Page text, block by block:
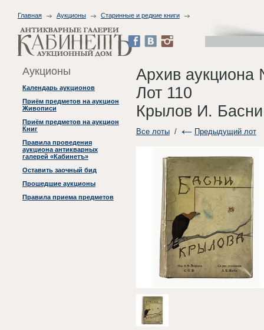
Главная Аукционы Старинные и редкие книги
Аукционы
Календарь аукционов
Приём предметов на аукцион
Живописи
Приём предметов на аукцион
Книг
Правила проведения
аукциона антикварных
галерей «Кабинетъ»
Оставить заочный бид
Прошедшие аукционы
Правила приема предметов
Архив
Лот 110
Крылов И.
Все лоты/ Предыдущий лот